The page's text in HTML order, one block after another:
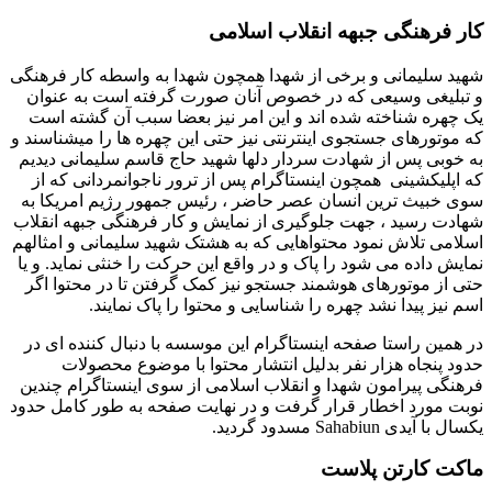
کار فرهنگی جبهه انقلاب اسلامی
شهید سلیمانی و برخی از شهدا همچون شهدا به واسطه کار فرهنگی
و تبلیغی وسیعی که در خصوص آنان صورت گرفته است به عنوان
یک چهره شناخته شده اند و این امر نیز بعضا سبب آن گشته است
که موتورهای جستجوی اینترنتی نیز حتی این چهره ها را میشناسند و
به خوبی پس از شهادت سردار دلها شهید حاج قاسم سلیمانی دیدیم
که اپلیکشینی همچون اینستاگرام پس از ترور ناجوانمردانی که از
سوی خبیث ترین انسان عصر حاضر ، رئیس جمهور رژیم امریکا به
شهادت رسید ، جهت جلوگیری از نمایش و کار فرهنگی جبهه انقلاب
اسلامی تلاش نمود محتواهایی که به هشتک شهید سلیمانی و امثالهم
نمایش داده می شود را پاک و در واقع این حرکت را خنثی نماید. و یا
حتی از موتورهای هوشمند جستجو نیز کمک گرفتن تا در محتوا اگر
اسم نیز پیدا نشد چهره را شناسایی و محتوا را پاک نمایند.
در همین راستا صفحه اینستاگرام این موسسه با دنبال کننده ای در
حدود پنجاه هزار نفر بدلیل انتشار محتوا با موضوع محصولات
فرهنگی پیرامون شهدا و انقلاب اسلامی از سوی اینستاگرام چندین
نوبت مورد اخطار قرار گرفت و در نهایت صفحه به طور کامل حدود
یکسال با آیدی Sahabiun مسدود گردید.
ماکت کارتن پلاست